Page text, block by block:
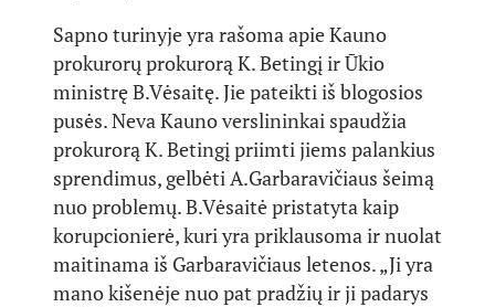
Sapno turinyje yra rašoma apie Kauno
prokurorų prokurorą K. Betingį ir Ūkio
ministrę B.Vėsaitę. Jie pateikti iš blogosios
pusės. Neva Kauno verslininkai spaudžia
prokurorą K. Betingį priimti jiems palankius
sprendimus, gelbėti A.Garbaravičiaus šeimą
nuo problemų. B.Vėsaitė pristatyta kaip
korupcionierė, kuri yra priklausoma ir nuolat
maitinama iš Garbaravičiaus letenos. „Ji yra
mano kišenėje nuo pat pradžių ir ji padarys